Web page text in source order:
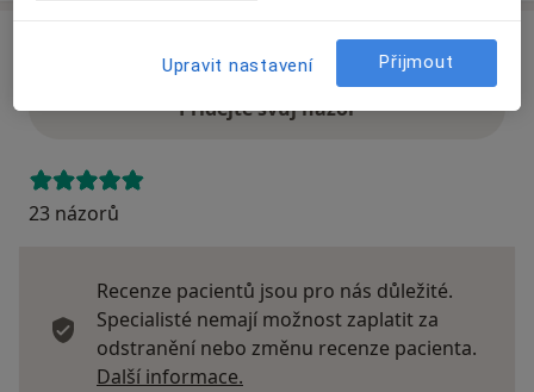
Přidejte svůj názor
23 názorů
Recenze pacientů jsou pro nás důležité.
Specialisté nemají možnost zaplatit za
odstranění nebo změnu recenze pacienta.
Další informace.
Upravit nastavení Přijmout